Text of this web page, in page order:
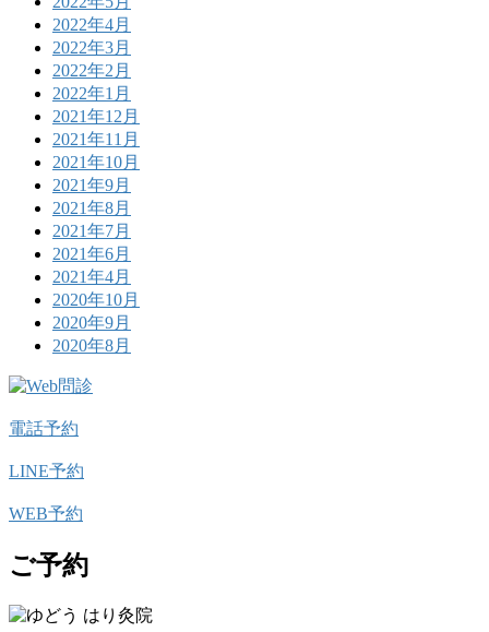
2022年4月
2022年3月
2022年2月
2022年1月
2021年12月
2021年11月
2021年10月
2021年9月
2021年8月
2021年7月
2021年6月
2021年4月
2020年10月
2020年9月
2020年8月
電話予約
LINE予約
WEB予約
ご予約